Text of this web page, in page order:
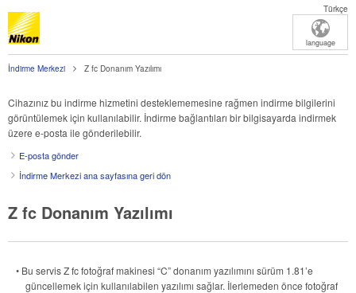
Türkçe
language
İndirme Merkezi Z fc Donanım Yazılımı
Cihazınız bu indirme hizmetini desteklememesine rağmen indirme bilgilerini
görüntülemek için kullanılabilir. İndirme bağlantıları bir bilgisayarda indirmek
üzere e-posta ile gönderilebilir.
E-posta gönder
İndirme Merkezi ana sayfasına geri dön
Z fc Donanım Yazılımı
• Bu servis Z fc fotoğraf makinesi “C” donanım yazılımını sürüm 1.81’e
güncellemek için kullanılabilen yazılımı sağlar. İlerlemeden önce fotoğraf